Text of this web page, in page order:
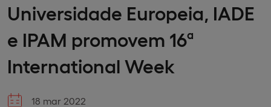
Universidade Europeia, IADE
e IPAM promovem 16ª
International Week
18 mar 2022